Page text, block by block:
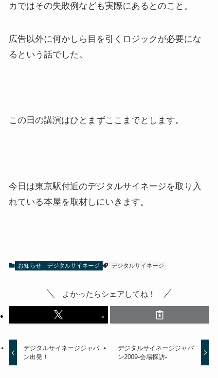
カではその失敗例なども実際にあるとのこと。
広告以外に何かしら目を引くロジックが必要にな
るという話でした。
この日の講演はひとまずここまでとします。
今日は東京駅付近のデジタルサイネージを取り入
れている本屋を取材しにいきます。
お知らせ デジタルサイネージ デジタルサイネージ
よかったらシェアしてね！
デジタルサイネージジャパ
ン出発！
デジタルサイネージジャパ
ン2009-会場探訪-